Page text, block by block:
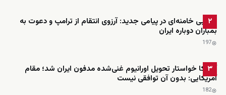
۲
مجتبی خامنه‌ای در پیامی جدید: آرزوی انتقام از ترامپ و دعوت به
بمباران دوباره ایران
197
۳
آمریکا خواستار تحویل اورانیوم غنی‌شده مدفون ایران شد؛ مقام
آمریکایی: بدون آن توافقی نیست
182